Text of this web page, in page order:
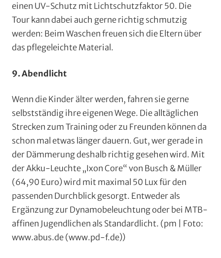
einen UV-Schutz mit Lichtschutzfaktor 50. Die
Tour kann dabei auch gerne richtig schmutzig
werden: Beim Waschen freuen sich die Eltern über
das pflegeleichte Material.
9. Abendlicht
Wenn die Kinder älter werden, fahren sie gerne
selbstständig ihre eigenen Wege. Die alltäglichen
Strecken zum Training oder zu Freunden können da
schon mal etwas länger dauern. Gut, wer gerade in
der Dämmerung deshalb richtig gesehen wird. Mit
der Akku-Leuchte „Ixon Core“ von Busch & Müller
(64,90 Euro) wird mit maximal 50 Lux für den
passenden Durchblick gesorgt. Entweder als
Ergänzung zur Dynamobeleuchtung oder bei MTB-
affinen Jugendlichen als Standardlicht. (pm | Foto:
www.abus.de (www.pd-f.de))